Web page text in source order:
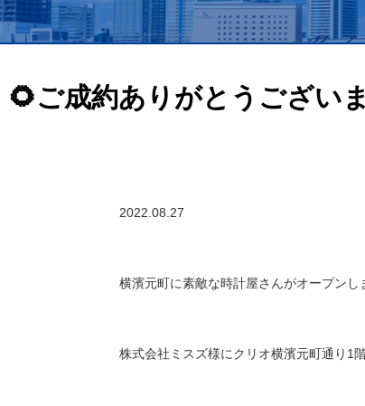
🌻ご成約ありがとうご
2022.08.27
横濱元町に素敵な時計屋さんがオープンし
株式会社ミスズ様にクリオ横濱元町通り1